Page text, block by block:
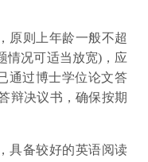
原则上年龄一般不超
情况可适当放宽)，应
通过博士学位论文答
辩决议书，确保按期
具备较好的英语阅读